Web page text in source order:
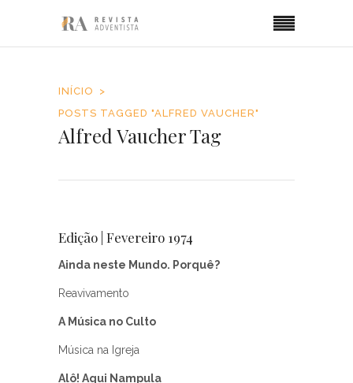
INÍCIO
POSTS TAGGED "ALFRED VAUCHER"
Alfred Vaucher Tag
Edição | Fevereiro 1974
Ainda neste Mundo. Porquê?
Reavivamento
A Música no Culto
Música na Igreja
Alô! Aqui Nampula